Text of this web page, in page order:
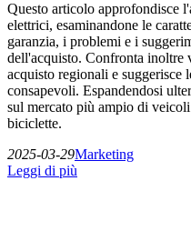
Questo articolo approfondisce
elettrici, esaminandone le
garanzia, i problemi e i
dell'acquisto. Confronta inoltre
acquisto regionali e suggerisce
consapevoli. Espandendosi
sul mercato più ampio di
biciclette.
2025-03-29Marketing
Leggi di più